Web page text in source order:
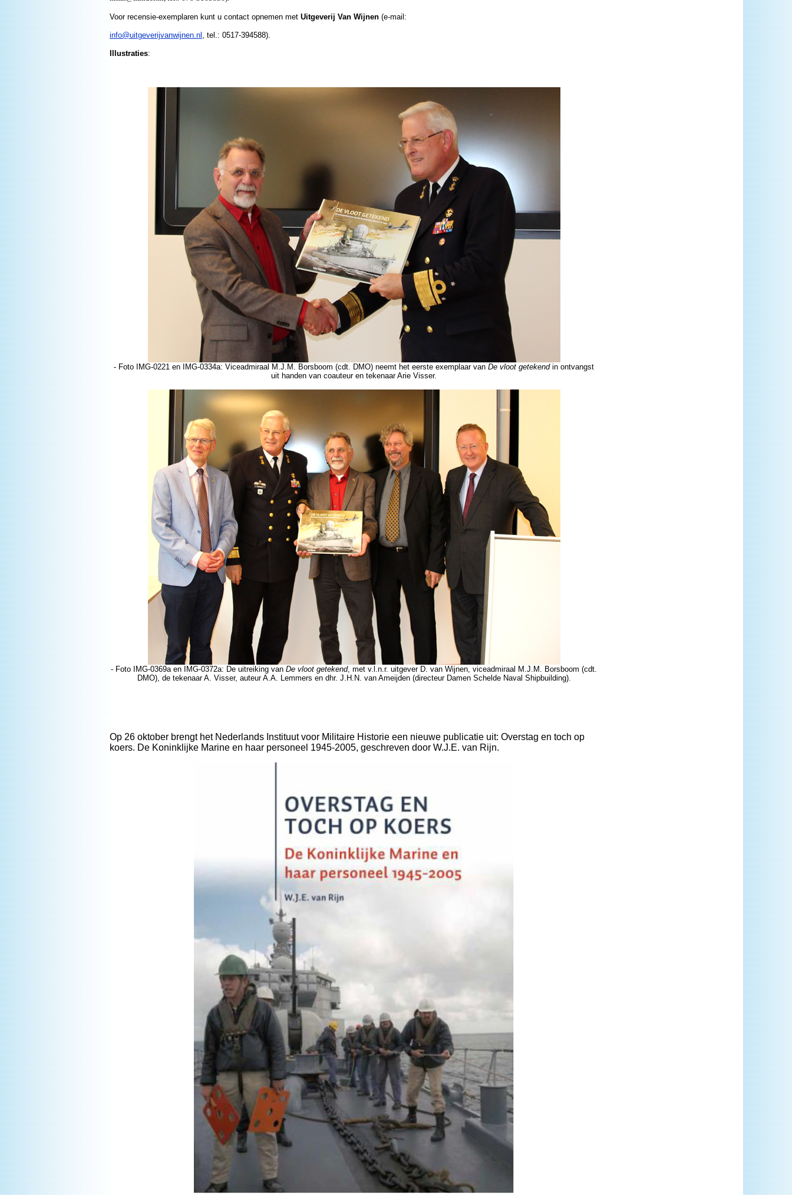
Voor recensie-exemplaren kunt u contact opnemen met Uitgeverij Van Wijnen (e-mail:
info@uitgeverijvanwijnen.nl , tel.: 0517-394588).
Illustraties:
- Foto IMG-0221 en IMG-0334a: Viceadmiraal M.J.M. Borsboom (cdt. DMO) neemt het eerste exemplaar van De vloot getekendin ontvangst
uit handen van coauteur en tekenaar Arie Visser.
- Foto IMG-0369a en IMG-0372a: De uitreiking van De vloot getekend, met v.l.n.r. uitgever D. van Wijnen, viceadmiraal M.J.M. Borsboom (cdt.
DMO), de tekenaar A. Visser, auteur A.A. Lemmers en dhr. J.H.N. van Ameijden (directeur Damen Schelde Naval Shipbuilding).
Op 26 oktober brengt het Nederlands Instituut voor Militaire Historie een nieuwe publicatie uit: Overstag en toch op
koers. De Koninklijke Marine en haar personeel 1945-2005, geschreven door W.J.E. van Rijn.